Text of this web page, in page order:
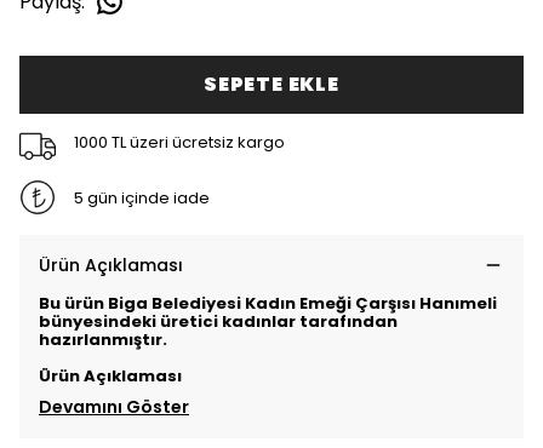
SEPETE EKLE
1000 TL üzeri ücretsiz kargo
5 gün içinde iade
Ürün Açıklaması
Bu ürün Biga Belediyesi Kadın Emeği Çarşısı Hanımeli
bünyesindeki üretici kadınlar tarafından
hazırlanmıştır.
Ürün Açıklaması
Devamını Göster